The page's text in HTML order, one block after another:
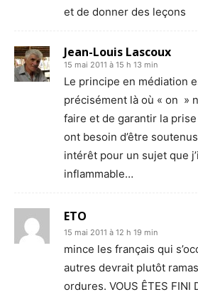
et de donner des leçons
Jean-Louis Lascoux
15 mai 2011 à 15 h 13 min
Le principe en médiation
précisément là où « on »
faire et de garantir la
ont besoin d’être
intérêt pour un sujet que
inflammable…
ETO
15 mai 2011 à 12 h 19 min
mince les français qui
autres devrait plutôt
ordures. VOUS ÊTES FINI